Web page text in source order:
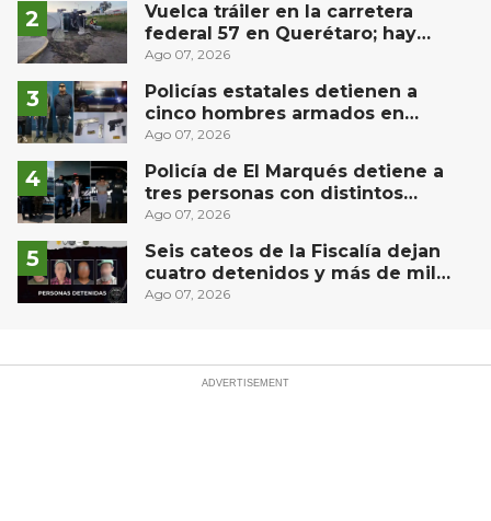
Vuelca tráiler en la carretera
federal 57 en Querétaro; hay
derrame de combustible
Ago 07, 2026
Policías estatales detienen a
cinco hombres armados en
Puebla capital
Ago 07, 2026
Policía de El Marqués detiene a
tres personas con distintos
narcóticos
Ago 07, 2026
Seis cateos de la Fiscalía dejan
cuatro detenidos y más de mil
dosis aseguradas en Querétaro
Ago 07, 2026